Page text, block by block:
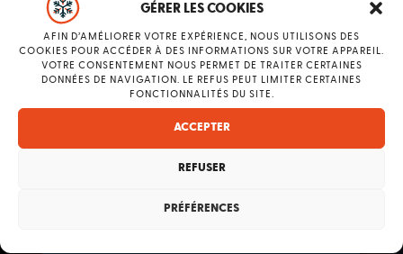
GÉRER LES COOKIES
AFIN D’AMÉLIORER VOTRE EXPÉRIENCE, NOUS UTILISONS DES
COOKIES POUR ACCÉDER À DES INFORMATIONS SUR VOTRE APPAREIL.
VOTRE CONSENTEMENT NOUS PERMET DE TRAITER CERTAINES
DONNÉES DE NAVIGATION. LE REFUS PEUT LIMITER CERTAINES
FONCTIONNALITÉS DU SITE.
ACCEPTER
REFUSER
PRÉFÉRENCES
Faites votre choix
NOS CHAMBRES
2/4 PERSONNES